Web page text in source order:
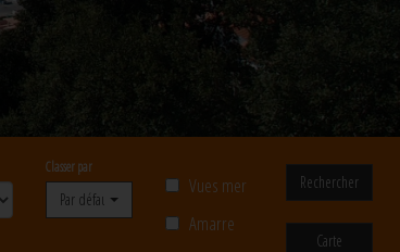
Classer par
Par défaut
Vues mer
Amarre
Rechercher
Carte